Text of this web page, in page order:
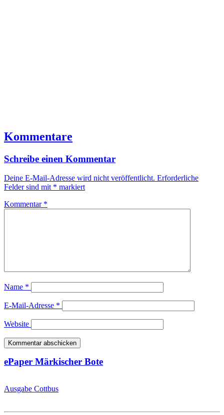
Kommentare
Schreibe einen Kommentar
Deine E-Mail-Adresse wird nicht veröffentlicht. Erforderliche
Felder sind mit * markiert
Kommentar *
Name *
E-Mail-Adresse *
Website
ePaper Märkischer Bote
Ausgabe Cottbus